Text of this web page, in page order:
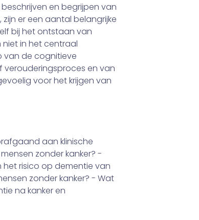
en begrijpen van
er een aantal belangrijke
bij het ontstaan van
in het centraal
van de cognitieve
verouderingsproces en van
voor het krijgen van
aan klinische
zonder kanker? -
risico op dementie van
zonder kanker? - Wat
na kanker en